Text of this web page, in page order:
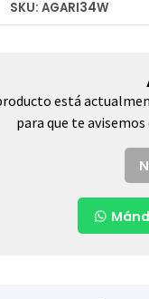
SKU: AGARI34W
está
para que te